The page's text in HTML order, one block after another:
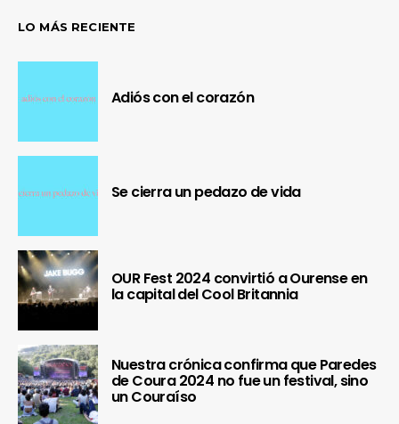
LO MÁS RECIENTE
Adiós con el corazón
Se cierra un pedazo de vida
OUR Fest 2024 convirtió a Ourense en
la capital del Cool Britannia
Nuestra crónica confirma que Paredes
de Coura 2024 no fue un festival, sino
un Couraíso